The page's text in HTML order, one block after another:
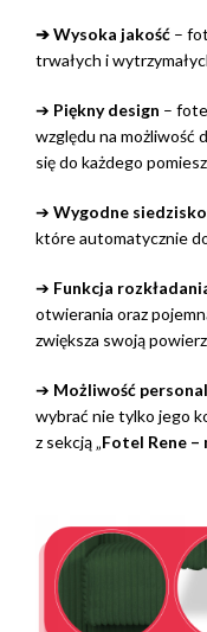
➔ Wysoka jakość –
trwałych i
➔ Piękny design –
względu na możliwość
się do każdego
➔ Wygodne siedzisko
które automatycznie
➔ Funkcja
otwierania oraz
zwiększa swoją
➔ Możliwość
wybrać nie tylko jego
z sekcją „Fotel Rene